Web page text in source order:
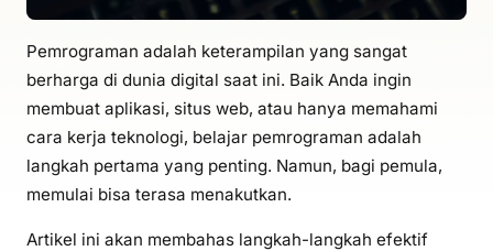
Pemrograman adalah keterampilan yang sangat
berharga di dunia digital saat ini. Baik Anda ingin
membuat aplikasi, situs web, atau hanya memahami
cara kerja teknologi, belajar pemrograman adalah
langkah pertama yang penting. Namun, bagi pemula,
memulai bisa terasa menakutkan.
Artikel ini akan membahas langkah-langkah efektif